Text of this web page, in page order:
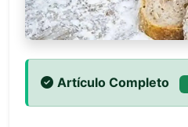
Artículo Completo